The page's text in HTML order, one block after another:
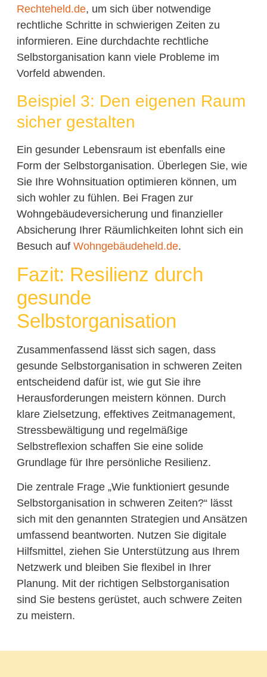
Rechteheld.de, um sich über notwendige
rechtliche Schritte in schwierigen Zeiten zu
informieren. Eine durchdachte rechtliche
Selbstorganisation kann viele Probleme im
Vorfeld abwenden.
Beispiel 3: Den eigenen Raum
sicher gestalten
Ein gesunder Lebensraum ist ebenfalls eine
Form der Selbstorganisation. Überlegen Sie, wie
Sie Ihre Wohnsituation optimieren können, um
sich wohler zu fühlen. Bei Fragen zur
Wohngebäudeversicherung und finanzieller
Absicherung Ihrer Räumlichkeiten lohnt sich ein
Besuch auf Wohngebäudeheld.de.
Fazit: Resilienz durch
gesunde
Selbstorganisation
Zusammenfassend lässt sich sagen, dass
gesunde Selbstorganisation in schweren Zeiten
entscheidend dafür ist, wie gut Sie ihre
Herausforderungen meistern können. Durch
klare Zielsetzung, effektives Zeitmanagement,
Stressbewältigung und regelmäßige
Selbstreflexion schaffen Sie eine solide
Grundlage für Ihre persönliche Resilienz.
Die zentrale Frage „Wie funktioniert gesunde
Selbstorganisation in schweren Zeiten?“ lässt
sich mit den genannten Strategien und Ansätzen
umfassend beantworten. Nutzen Sie digitale
Hilfsmittel, ziehen Sie Unterstützung aus Ihrem
Netzwerk und bleiben Sie flexibel in Ihrer
Planung. Mit der richtigen Selbstorganisation
sind Sie bestens gerüstet, auch schwere Zeiten
zu meistern.